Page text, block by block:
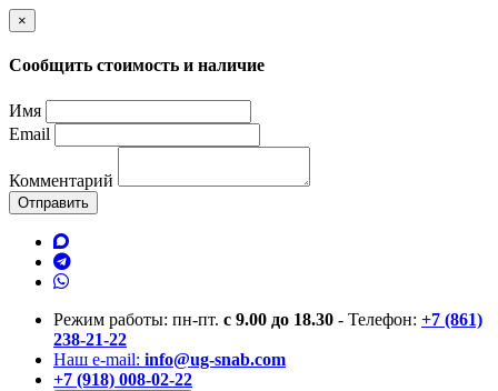
×
Сообщить стоимость и наличие
Имя
Email
Комментарий
Отправить
Режим работы: пн-пт. с 9.00 до 18.30 - Телефон: +7 (861)
238-21-22
Наш e-mail: info@ug-snab.com
+7 (918) 008-02-22